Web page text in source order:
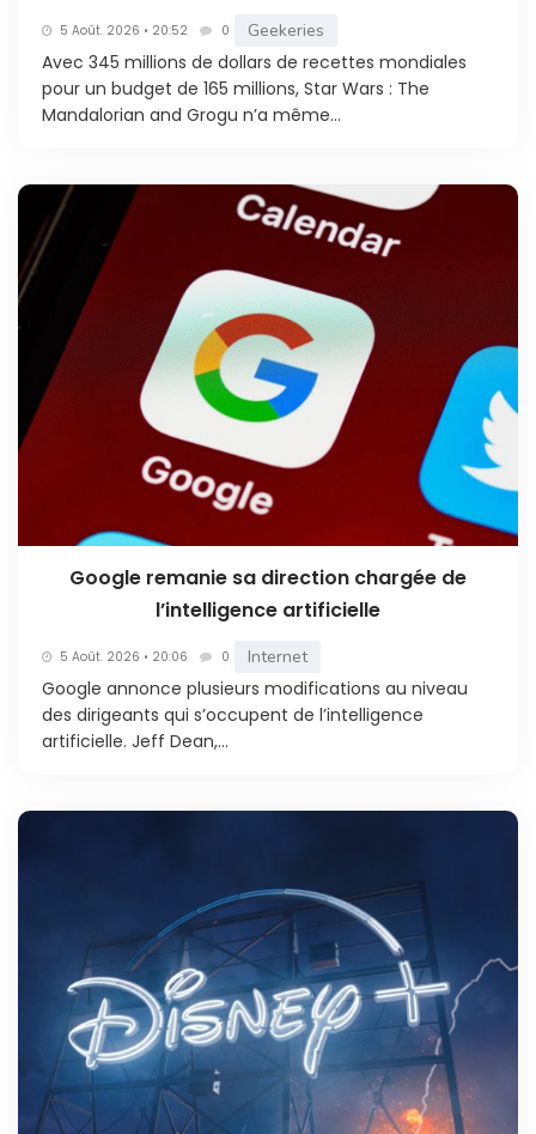
5 Août. 2026 • 20:52 0 Geekeries
Avec 345 millions de dollars de recettes mondiales
pour un budget de 165 millions, Star Wars : The
Mandalorian and Grogu n’a même...
Google remanie sa direction chargée de
l’intelligence artificielle
5 Août. 2026 • 20:06 0 Internet
Google annonce plusieurs modifications au niveau
des dirigeants qui s’occupent de l’intelligence
artificielle. Jeff Dean,...